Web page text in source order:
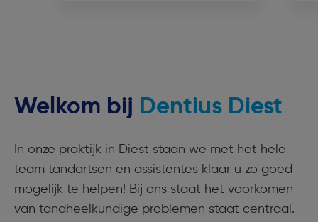
Welkom bij Dentius Diest
In onze praktijk in Diest staan we met het hele
team tandartsen en assistentes klaar u zo goed
mogelijk te helpen! Bij ons staat het voorkomen
van tandheelkundige problemen staat centraal.